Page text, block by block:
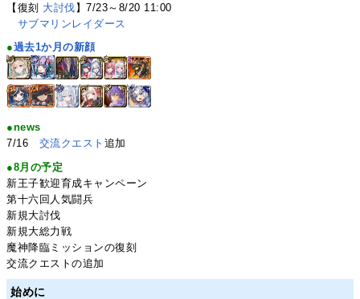
【復刻 大討伐 】7/23～8/20 11:00
サブマリンレイダース
●過去1か月の新顔
●news
7/16 交流クエスト 追加
●8月の予定
新王子歓迎育成キャンペーン
第十六回人気闘兵
新規大討伐
新規大総力戦
魔神降臨ミッションの復刻
交流クエストの追加
始めに